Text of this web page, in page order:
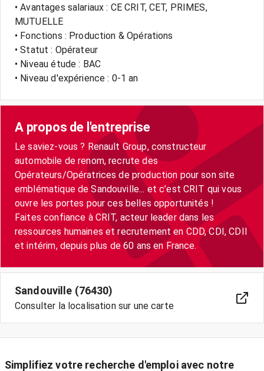
• Avantages salariaux : CE CRIT, CET, PRIMES,
MUTUELLE
• Fonctions : Production & Opérations
• Statut : Opérateur
• Niveau étude : BAC
• Niveau d'expérience : 0-1 an
A propos de l'entreprise
Le saviez-vous ? Renault Group, constructeur
automobile de renom, recrute des
Opérateurs/Opératrices de production pour son site
emblématique de Sandouville... et c’est CRIT qui vous
ouvre les portes pour ces belles opportunités !
Faites confiance à CRIT, acteur leader dans les
ressources humaines et recrutement en CDD, CDI, CDII
Sandouville (76430)
Consulter la localisation sur une carte
Simplifiez votre recherche d'emploi avec notre